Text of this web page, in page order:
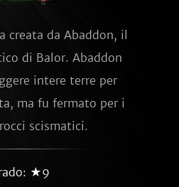
creata da Abaddon, il
di Balor. Abaddon
intere terre per
ma fu fermato per i
scismatici.
★9